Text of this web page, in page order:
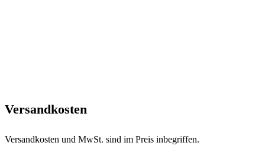
Versandkosten
Versandkosten und MwSt. sind im Preis inbegriffen.